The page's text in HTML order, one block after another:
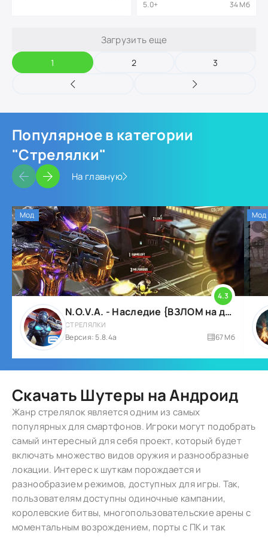
5.0+ 34 Мб
Загрузить еще
1 2 3
Популярное в категории
"Стрелялки"
На главную
4.3
Мод
N.O.V.A. - Наследие {ВЗЛОМ на деньги}
СТРЕЛЯЛКИ
Версия: 5.8.4a 67 Мб
Мод
Скачать Шутеры на Андроид
Жанр стрелялок является одним из самых
популярных для смартфонов. Игроки могут подобрать
самый интересный для себя проект, который будет
включать множество видов оружия и разнообразные
локации. Интерес к шуткам порождается и
разнообразием режимов, доступных для игры. Так,
пользователям доступны одиночные кампании,
королевские битвы, многопользовательские арены с
моментальным возрождением, порты с ПК и так